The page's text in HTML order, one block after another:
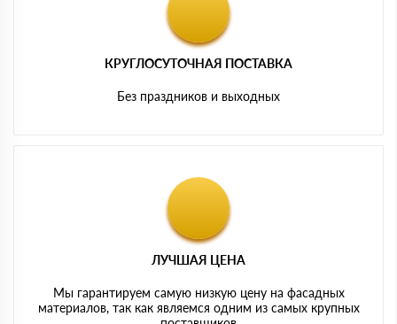
КРУГЛОСУТОЧНАЯ ПОСТАВКА
Без праздников и выходных
ЛУЧШАЯ ЦЕНА
Мы гарантируем самую низкую цену на фасадных
материалов, так как являемся одним из самых крупных